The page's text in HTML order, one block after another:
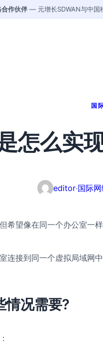
作伙伴— 元增长SDWAN与中国
国
怎么实
editor·国际
望像在同一个办公室
连接到同一个虚拟局域
情况需要?